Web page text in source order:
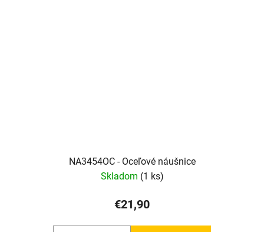
NA3454OC - Oceľové náušnice
Skladom (1 ks)
€21,90